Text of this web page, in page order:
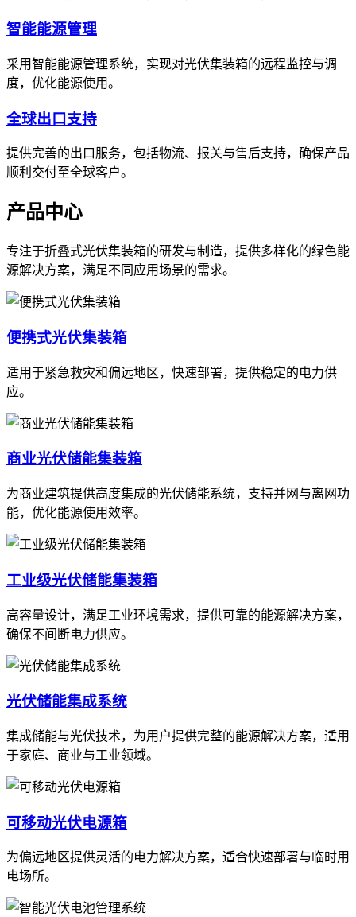
智能能源管理
采用智能能源管理系统，实现对光伏集装箱的远程监控与调
度，优化能源使用。
全球出口支持
提供完善的出口服务，包括物流、报关与售后支持，确保产品
顺利交付至全球客户。
产品中心
专注于折叠式光伏集装箱的研发与制造，提供多样化的绿色能
源解决方案，满足不同应用场景的需求。
便携式光伏集装箱
适用于紧急救灾和偏远地区，快速部署，提供稳定的电力供
应。
商业光伏储能集装箱
为商业建筑提供高度集成的光伏储能系统，支持并网与离网功
能，优化能源使用效率。
工业级光伏储能集装箱
高容量设计，满足工业环境需求，提供可靠的能源解决方案，
确保不间断电力供应。
光伏储能集成系统
集成储能与光伏技术，为用户提供完整的能源解决方案，适用
于家庭、商业与工业领域。
可移动光伏电源箱
为偏远地区提供灵活的电力解决方案，适合快速部署与临时用
电场所。